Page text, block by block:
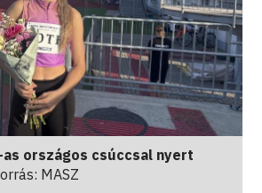
as országos csúccsal nyert
MASZ